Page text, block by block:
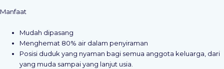
Manfaat
Mudah dipasang
Menghemat 80% air dalam penyiraman
Posisi duduk yang nyaman bagi semua anggota keluarga, dari
yang muda sampai yang lanjut usia.